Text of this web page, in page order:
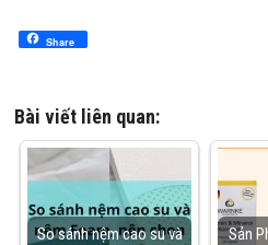
Share
Bài viết liên quan:
So sánh nệm cao su và
Sản